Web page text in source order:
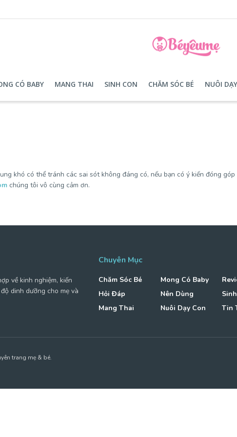
CÓ BABY MANG THAI SINH CON CHĂM SÓC BÉ NUÔI
khó có thể tránh các sai sót không đáng có, nếu bạn có ý kiến đóng
chúng tôi vô cùng cảm ơn.
về kinh nghiệm, kiến
dinh dưỡng cho mẹ và
Chuyên Mục
Chăm Sóc Bé
Hỏi Đáp
Mang Thai
Mong Có Baby
Nên Dùng
Nuôi Dạy Con
Tin
trang mẹ & bé.